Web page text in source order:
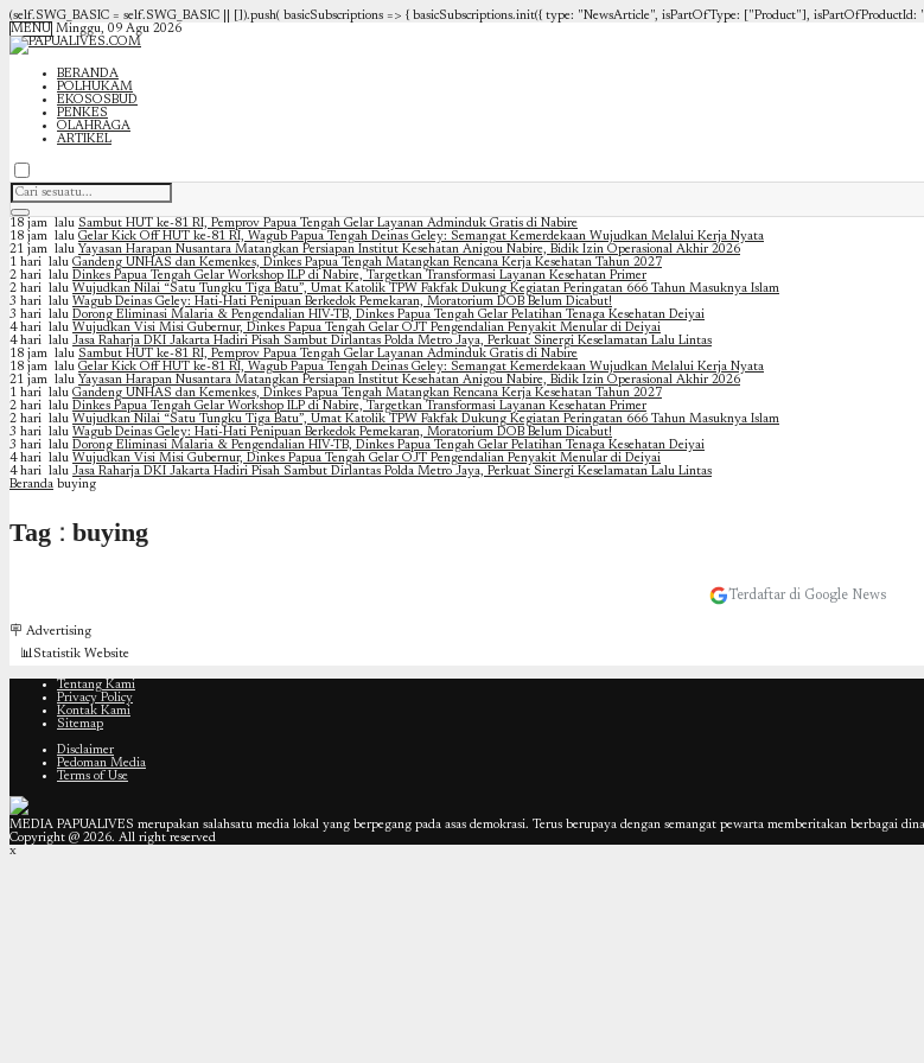
(self.SWG_BASIC = self.SWG_BASIC || []).push( basicSubscriptions => { basicSubscriptions.init({ type: "NewsArticle", isPartOfType: ["Product"],
MENU Minggu, 09 Agu 2026
BERANDA
POLHUKAM
EKOSOSBUD
PENKES
OLAHRAGA
ARTIKEL
18 jam lalu Sambut HUT ke-81 RI, Pemprov Papua Tengah Gelar Layanan Adminduk Gratis di Nabire
18 jam lalu Gelar Kick Off HUT ke-81 RI, Wagub Papua Tengah Deinas Geley: Semangat Kemerdekaan Wujudkan Melalui Kerja Nyata
21 jam lalu Yayasan Harapan Nusantara Matangkan Persiapan Institut Kesehatan Anigou Nabire, Bidik Izin Operasional Akhir 2026
1 hari lalu Gandeng UNHAS dan Kemenkes, Dinkes Papua Tengah Matangkan Rencana Kerja Kesehatan Tahun 2027
2 hari lalu Dinkes Papua Tengah Gelar Workshop ILP di Nabire, Targetkan Transformasi Layanan Kesehatan Primer
2 hari lalu Wujudkan Nilai “Satu Tungku Tiga Batu”, Umat Katolik TPW Fakfak Dukung Kegiatan Peringatan 666 Tahun Masuknya Islam
3 hari lalu Wagub Deinas Geley: Hati-Hati Penipuan Berkedok Pemekaran, Moratorium DOB Belum Dicabut!
3 hari lalu Dorong Eliminasi Malaria & Pengendalian HIV-TB, Dinkes Papua Tengah Gelar Pelatihan Tenaga Kesehatan Deiyai
4 hari lalu Wujudkan Visi Misi Gubernur, Dinkes Papua Tengah Gelar OJT Pengendalian Penyakit Menular di Deiyai
4 hari lalu Jasa Raharja DKI Jakarta Hadiri Pisah Sambut Dirlantas Polda Metro Jaya, Perkuat Sinergi Keselamatan Lalu Lintas
18 jam lalu Sambut HUT ke-81 RI, Pemprov Papua Tengah Gelar Layanan Adminduk Gratis di Nabire
18 jam lalu Gelar Kick Off HUT ke-81 RI, Wagub Papua Tengah Deinas Geley: Semangat Kemerdekaan Wujudkan Melalui Kerja Nyata
21 jam lalu Yayasan Harapan Nusantara Matangkan Persiapan Institut Kesehatan Anigou Nabire, Bidik Izin Operasional Akhir 2026
1 hari lalu Gandeng UNHAS dan Kemenkes, Dinkes Papua Tengah Matangkan Rencana Kerja Kesehatan Tahun 2027
2 hari lalu Dinkes Papua Tengah Gelar Workshop ILP di Nabire, Targetkan Transformasi Layanan Kesehatan Primer
2 hari lalu Wujudkan Nilai “Satu Tungku Tiga Batu”, Umat Katolik TPW Fakfak Dukung Kegiatan Peringatan 666 Tahun Masuknya Islam
3 hari lalu Wagub Deinas Geley: Hati-Hati Penipuan Berkedok Pemekaran, Moratorium DOB Belum Dicabut!
3 hari lalu Dorong Eliminasi Malaria & Pengendalian HIV-TB, Dinkes Papua Tengah Gelar Pelatihan Tenaga Kesehatan Deiyai
4 hari lalu Wujudkan Visi Misi Gubernur, Dinkes Papua Tengah Gelar OJT Pengendalian Penyakit Menular di Deiyai
4 hari lalu Jasa Raharja DKI Jakarta Hadiri Pisah Sambut Dirlantas Polda Metro Jaya, Perkuat Sinergi Keselamatan Lalu Lintas
Beranda buying
Tag : buying
Terdaftar di Google News
🪧 Advertising
📊Statistik Website
Tentang Kami
Privacy Policy
Kontak Kami
Sitemap
Disclaimer
Pedoman Media
Terms of Use
MEDIA PAPUALIVES merupakan salahsatu media lokal yang berpegang pada asas demokrasi. Terus berupaya dengan semangat pewarta memberitakan berbagai
Copyright @ 2026. All right reserved
x